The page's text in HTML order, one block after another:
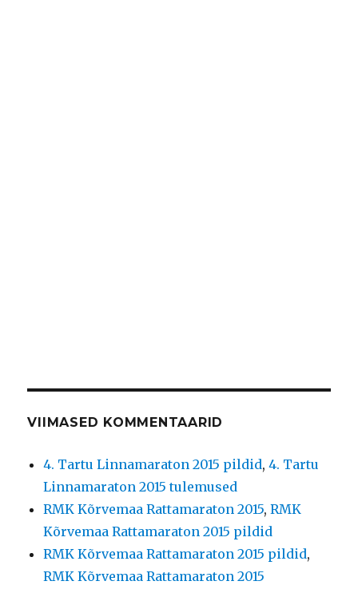
VIIMASED KOMMENTAARID
4. Tartu Linnamaraton 2015 pildid,4. Tartu
Linnamaraton 2015 tulemused
RMK Kõrvemaa Rattamaraton 2015,RMK
Kõrvemaa Rattamaraton 2015 pildid
RMK Kõrvemaa Rattamaraton 2015 pildid,
RMK Kõrvemaa Rattamaraton 2015